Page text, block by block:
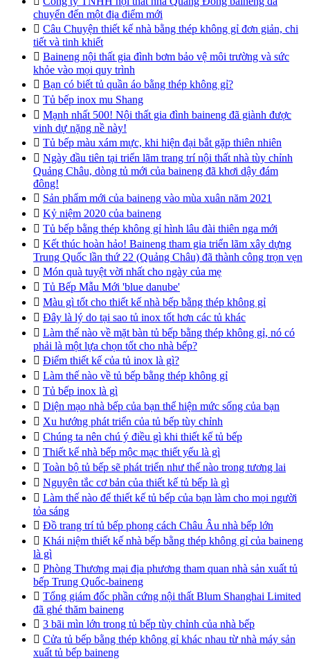
chuyển đến một địa điểm mới
 Câu Chuyện thiết kế nhà bằng thép không gỉ đơn giản, chi
tiết và tinh khiết
 Baineng nội thất gia đình bơm bảo vệ môi trường và sức
khỏe vào mọi quy trình
 Bạn có biết tủ quần áo bằng thép không gỉ?
 Tủ bếp inox mu Shang
 Mạnh nhất 500! Nội thất gia đình baineng đã giành được
vinh dự nặng nề này!
 Tủ bếp màu xám mực, khi hiện đại bắt gặp thiên nhiên
 Ngày đầu tiên tại triển lãm trang trí nội thất nhà tùy chỉnh
Quảng Châu, dòng tủ mới của baineng đã khơi dậy đám
đông!
 Sản phẩm mới của baineng vào mùa xuân năm 2021
 Kỷ niệm 2020 của baineng
 Tủ bếp bằng thép không gỉ hình lâu đài thiên nga mới
 Kết thúc hoàn hảo! Baineng tham gia triển lãm xây dựng
Trung Quốc lần thứ 22 (Quảng Châu) đã thành công trọn vẹn
 Món quà tuyệt vời nhất cho ngày của mẹ
 Tủ Bếp Mẫu Mới 'blue danube'
 Màu gì tốt cho thiết kế nhà bếp bằng thép không gỉ
 Đây là lý do tại sao tủ inox tốt hơn các tủ khác
 Làm thế nào về mặt bàn tủ bếp bằng thép không gỉ, nó có
phải là một lựa chọn tốt cho nhà bếp?
 Điểm thiết kế của tủ inox là gì?
 Làm thế nào về tủ bếp bằng thép không gỉ
 Tủ bếp inox là gì
 Diện mạo nhà bếp của bạn thể hiện mức sống của bạn
 Xu hướng phát triển của tủ bếp tùy chỉnh
 Chúng ta nên chú ý điều gì khi thiết kế tủ bếp
 Thiết kế nhà bếp mộc mạc thiết yếu là gì
 Toàn bộ tủ bếp sẽ phát triển như thế nào trong tương lai
 Nguyên tắc cơ bản của thiết kế tủ bếp là gì
 Làm thế nào để thiết kế tủ bếp của bạn làm cho mọi người
tỏa sáng
 Đồ trang trí tủ bếp phong cách Châu Âu nhà bếp lớn
 Khái niệm thiết kế nhà bếp bằng thép không gỉ của baineng
là gì
 Phòng Thương mại địa phương tham quan nhà sản xuất tủ
bếp Trung Quốc-baineng
 Tổng giám đốc phần cứng nội thất Blum Shanghai Limited
đã ghé thăm baineng
 3 bãi mìn lớn trong tủ bếp tùy chỉnh của nhà bếp
 Cửa tủ bếp bằng thép không gỉ khác nhau từ nhà máy sản
xuất tủ bếp baineng